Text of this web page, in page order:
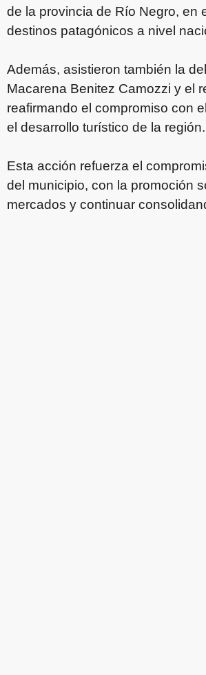
de la provincia de Río Negro, en
destinos patagónicos a nivel
Además, asistieron también la
Macarena Benitez Camozzi y el
reafirmando el compromiso con
el desarrollo turístico de la región.
Esta acción refuerza el
del municipio, con la promoción
mercados y continuar